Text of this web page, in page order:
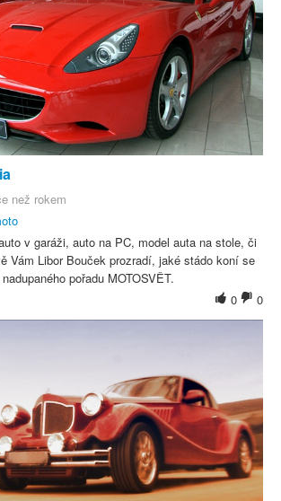
než rokem
v garáži, auto na PC, model auta na stole, či
Vám Libor Bouček prozradí, jaké stádo koní se
pořadu MOTOSVĚT.
0
0